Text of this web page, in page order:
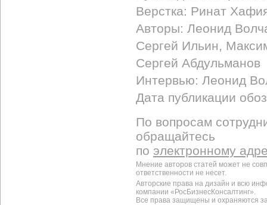
Верстка: Ринат
Авторы: Леонид
Сергей Ильин,
Сергей Абдульманов
Интервью: Леонид
Дата публикации
По вопросам
обращайтесь
по электронному
Мнение авторов статей может не
ответственности не несет.
Авторские права на дизайн и всю
компании «РосБизнесКонсалтинг».
Все права защищены и охраняются